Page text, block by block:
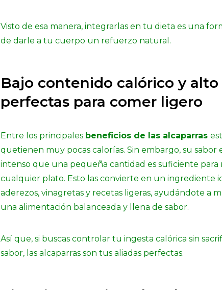
Visto de esa manera, integrarlas en tu dieta es una
de darle a tu cuerpo un refuerzo natural.
Bajo contenido calórico y alto
perfectas para comer ligero
Entre los principales beneficios de las alcaparras
quetienen muy pocas calorías. Sin embargo, su sabor
intenso que una pequeña cantidad es suficiente para
cualquier plato. Esto las convierte en un ingrediente
aderezos, vinagretas y recetas ligeras, ayudándote a
una alimentación balanceada y llena de sabor.
Así que, si buscas controlar tu ingesta calórica sin
sabor, las alcaparras son tus aliadas perfectas.